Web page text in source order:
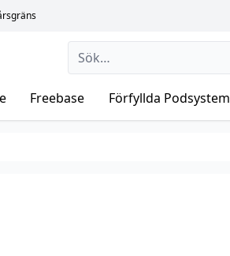
Freebase Förfyllda Podsystem